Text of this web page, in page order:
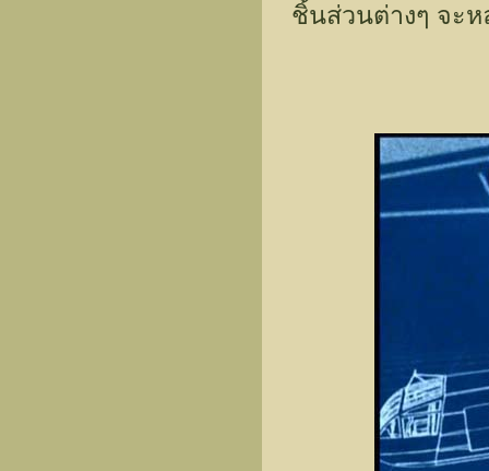
ชิ้นส่วนต่างๆ จะ